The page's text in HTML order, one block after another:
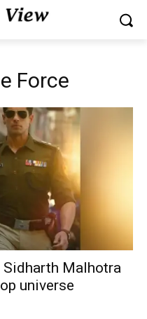
Force
Sidharth Malhotra
universe